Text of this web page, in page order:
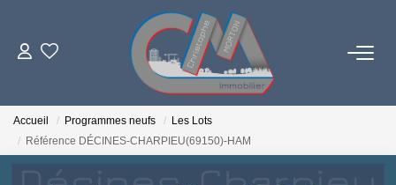
06 73 84 29 22
LES BIENS
Accueil Programmes neufs
Les Lots
Référence DÉCINES-CHARPIEU(69150)-HAM